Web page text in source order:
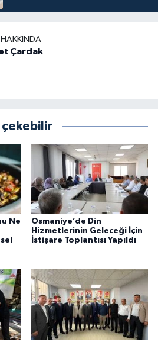
HAKKINDA
Çardak
çekebilir
Ne
Osmaniye’de Din
Hizmetlerinin Geleceği İçin
İstişare Toplantısı Yapıldı